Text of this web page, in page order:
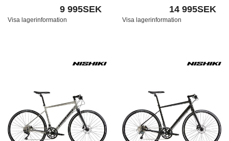
9 995SEK
Visa lagerinformation
14 995SEK
Visa lagerinformation